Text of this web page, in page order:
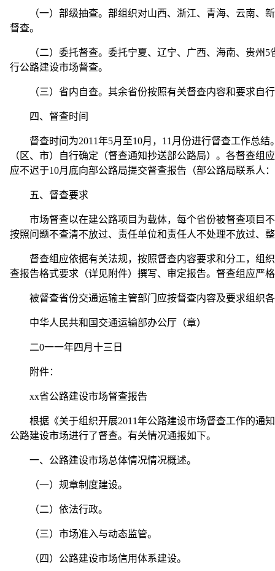
（一）部级抽查。部组织对山西、浙江、青海、云南、新
督查。
（二）委托督查。委托宁夏、辽宁、广西、海南、贵州5
行公路建设市场督查。
（三）省内自查。其余省份按照有关督查内容和要求自
四、督查时间
督查时间为2011年5月至10月，11月份进行督查工作总结
（区、市）自行确定（督查通知抄送部公路局）。各督查
应不迟于10月底向部公路局提交督查报告（部公路局联系人
五、督查要求
市场督查以在建公路项目为载体，每个省份被督查项目不
按照问题不查清不放过、责任单位和责任人不处理不放过、
督查组应依据有关法规，按照督查内容要求和分工，组织
查报告格式要求（详见附件）撰写、审定报告。督查组应严
被督查省份交通运输主管部门应按督查内容及要求组织
中华人民共和国交通运输部办公厅（章）
二0一一年四月十三日
附件：
xx省公路建设市场督查报告
根据《关于组织开展2011年公路建设市场督查工作的通知
公路建设市场进行了督查。有关情况通报如下。
一、公路建设市场总体情况情况概述。
（一）规章制度建设。
（二）依法行政。
（三）市场准入与动态监管。
（四）公路建设市场信用体系建设。